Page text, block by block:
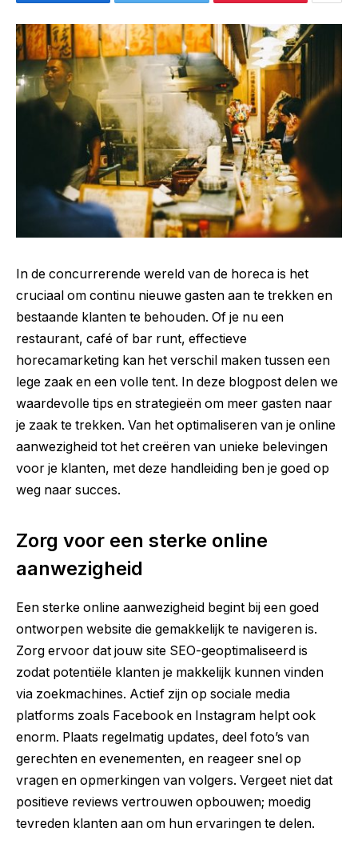
In de concurrerende wereld van de horeca is het
cruciaal om continu nieuwe gasten aan te trekken en
bestaande klanten te behouden. Of je nu een
restaurant, café of bar runt, effectieve
horecamarketing kan het verschil maken tussen een
lege zaak en een volle tent. In deze blogpost delen we
waardevolle tips en strategieën om meer gasten naar
je zaak te trekken. Van het optimaliseren van je online
aanwezigheid tot het creëren van unieke belevingen
voor je klanten, met deze handleiding ben je goed op
weg naar succes.
Zorg voor een sterke online
aanwezigheid
Een sterke online aanwezigheid begint bij een goed
ontworpen website die gemakkelijk te navigeren is.
Zorg ervoor dat jouw site SEO-geoptimaliseerd is
zodat potentiële klanten je makkelijk kunnen vinden
via zoekmachines. Actief zijn op sociale media
platforms zoals Facebook en Instagram helpt ook
enorm. Plaats regelmatig updates, deel foto’s van
gerechten en evenementen, en reageer snel op
vragen en opmerkingen van volgers. Vergeet niet dat
positieve reviews vertrouwen opbouwen; moedig
tevreden klanten aan om hun ervaringen te delen.